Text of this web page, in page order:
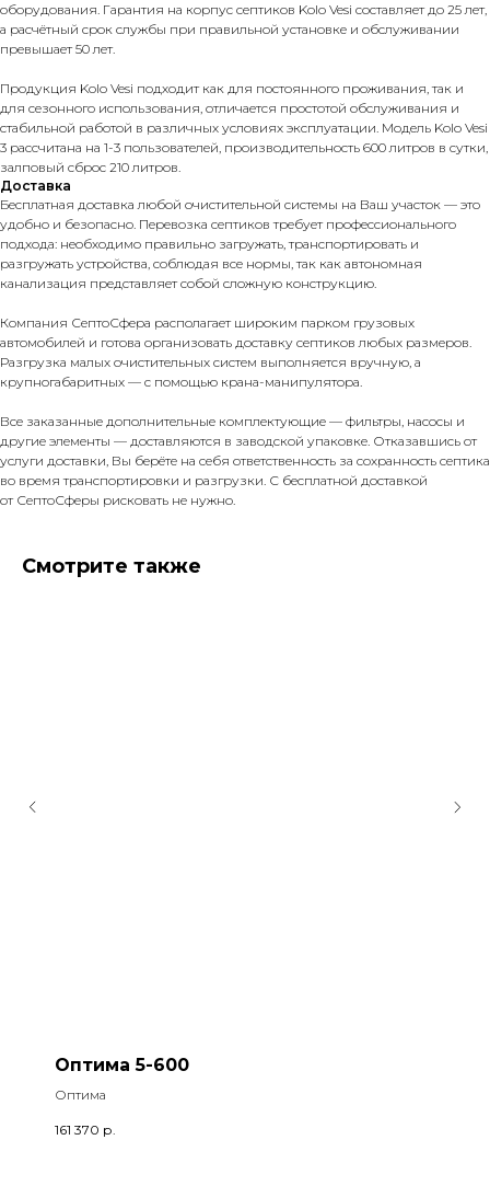
оборудования. Гарантия на корпус септиков Kolo Vesi составляет до 25 лет,
а расчётный срок службы при правильной установке и обслуживании
превышает 50 лет.
Продукция Kolo Vesi подходит как для постоянного проживания, так и
для сезонного использования, отличается простотой обслуживания и
стабильной работой в различных условиях эксплуатации. Модель Kolo Vesi
3 рассчитана на 1-3 пользователей, производительность 600 литров в сутки,
залповый сброс 210 литров.
Доставка
Бесплатная доставка любой очистительной системы на Ваш участок — это
удобно и безопасно. Перевозка септиков требует профессионального
подхода: необходимо правильно загружать, транспортировать и
разгружать устройства, соблюдая все нормы, так как автономная
канализация представляет собой сложную конструкцию.
Компания СептоСфера располагает широким парком грузовых
автомобилей и готова организовать доставку септиков любых размеров.
Разгрузка малых очистительных систем выполняется вручную, а
крупногабаритных — с помощью крана-манипулятора.
Все заказанные дополнительные комплектующие — фильтры, насосы и
другие элементы — доставляются в заводской упаковке. Отказавшись от
услуги доставки, Вы берёте на себя ответственность за сохранность септика
во время транспортировки и разгрузки. С бесплатной доставкой
от СептоСферы рисковать не нужно.
Смотрите также
Оптима 5-600
Оптима
161 370 р.